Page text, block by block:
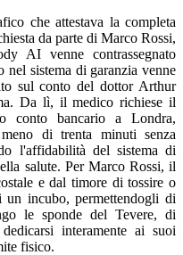
che attestava la completa
da parte di Marco Rossi,
AI venne contrassegnato
sistema di garanzia venne
sul conto del dottor Arthur
Da lì, il medico richiese il
conto bancario a Londra,
di trenta minuti senza
l'affidabilità del sistema di
salute. Per Marco Rossi, il
e dal timore di tossire o
un incubo, permettendogli di
le sponde del Tevere, di
interamente ai suoi
fisico.